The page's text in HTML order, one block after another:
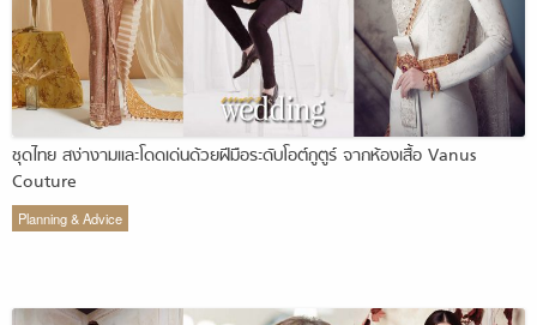
ชุดไทย สง่างามและโดดเด่นด้วยฝีมือระดับโอต์กูตูร์ จากห้องเสื้อ Vanus
Couture
Planning & Advice